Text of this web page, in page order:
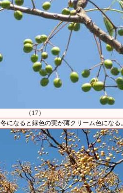
（17）
冬になると緑色の実が薄クリーム色にな